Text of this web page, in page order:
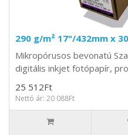
290 g/m² 17"/432mm x
Mikropórusos bevonatú
digitális inkjet fotópapír,
25 512Ft
Nettó ár: 20 088Ft